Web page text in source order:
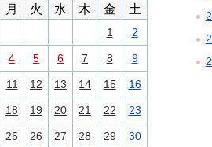
月 火 水 木 金 土
1 2
4 5 6 7 8 9
11 12 13 14 15 16
18 19 20 21 22 23
25 26 27 28 29 30